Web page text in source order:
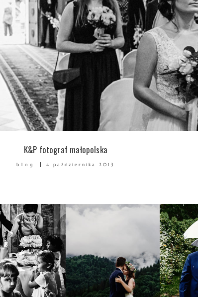
K&P fotograf małopolska
blog 4 października 2013